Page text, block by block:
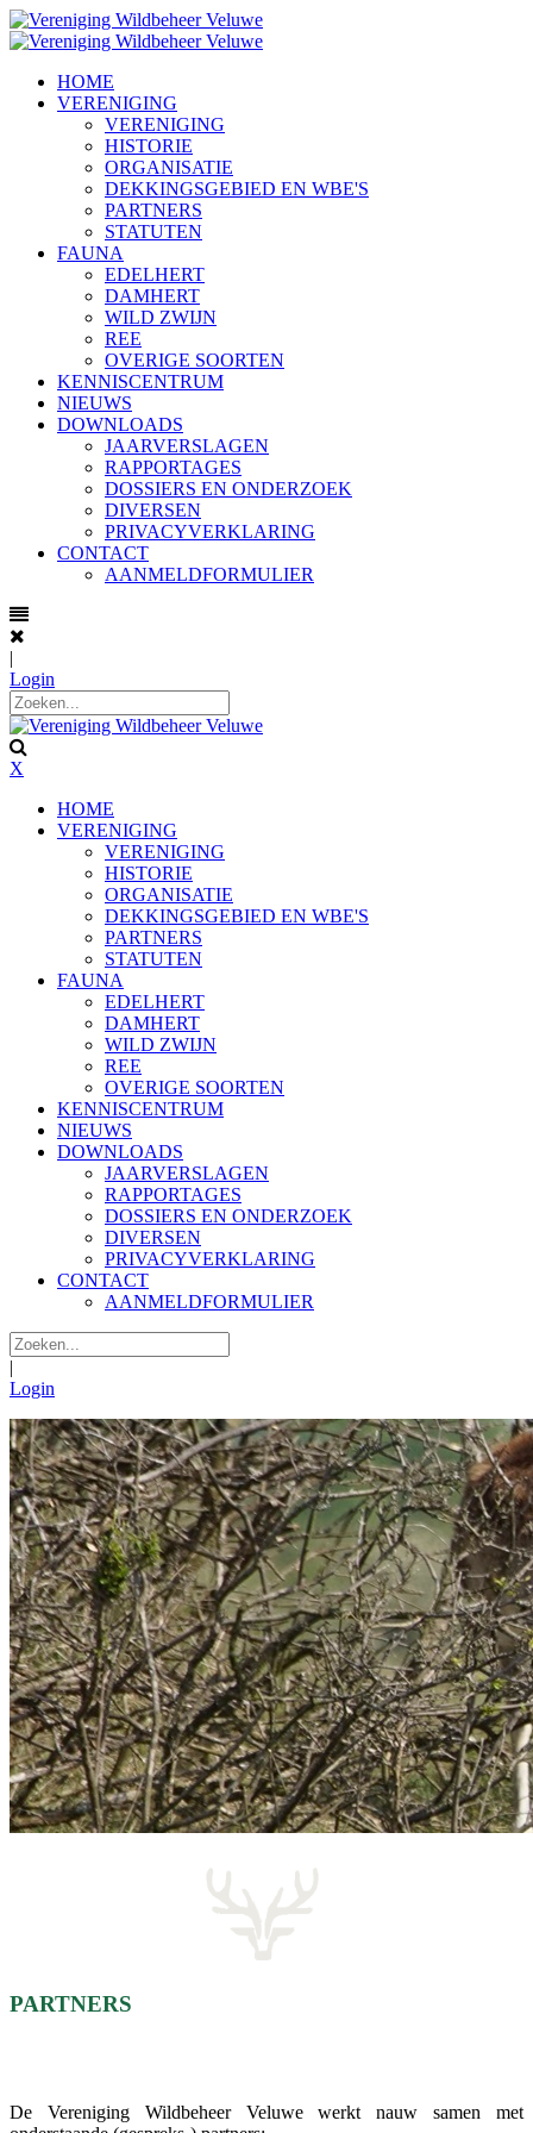
HOME
VERENIGING
VERENIGING
HISTORIE
ORGANISATIE
DEKKINGSGEBIED EN WBE'S
PARTNERS
STATUTEN
FAUNA
EDELHERT
DAMHERT
WILD ZWIJN
REE
OVERIGE SOORTEN
KENNISCENTRUM
NIEUWS
DOWNLOADS
JAARVERSLAGEN
RAPPORTAGES
DOSSIERS EN ONDERZOEK
DIVERSEN
PRIVACYVERKLARING
CONTACT
AANMELDFORMULIER
|
Login
X
HOME
VERENIGING
VERENIGING
HISTORIE
ORGANISATIE
DEKKINGSGEBIED EN WBE'S
PARTNERS
STATUTEN
FAUNA
EDELHERT
DAMHERT
WILD ZWIJN
REE
OVERIGE SOORTEN
KENNISCENTRUM
NIEUWS
DOWNLOADS
JAARVERSLAGEN
RAPPORTAGES
DOSSIERS EN ONDERZOEK
DIVERSEN
PRIVACYVERKLARING
CONTACT
AANMELDFORMULIER
|
Login
PARTNERS
De Vereniging Wildbeheer Veluwe werkt nauw samen met